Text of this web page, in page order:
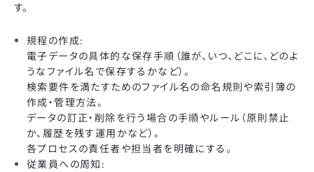
す。
規程の作成:
電子データの具体的な保存手順（誰が、いつ、どこに、どのよ
うなファイル名で保存するかなど）。
検索要件を満たすためのファイル名の命名規則や索引簿の
作成・管理方法。
データの訂正・削除を行う場合の手順やルール（原則禁止
か、履歴を残す運用かなど）。
各プロセスの責任者や担当者を明確にする。
従業員への周知: